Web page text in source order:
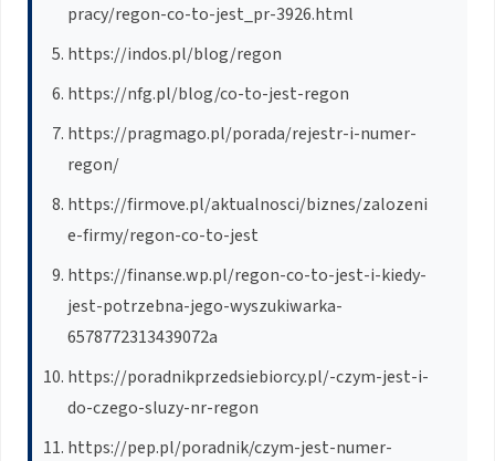
pracy/regon-co-to-jest_pr-3926.html
https://indos.pl/blog/regon
https://nfg.pl/blog/co-to-jest-regon
https://pragmago.pl/porada/rejestr-i-numer-
regon/
https://firmove.pl/aktualnosci/biznes/zalozeni
e-firmy/regon-co-to-jest
https://finanse.wp.pl/regon-co-to-jest-i-kiedy-
jest-potrzebna-jego-wyszukiwarka-
6578772313439072a
https://poradnikprzedsiebiorcy.pl/-czym-jest-i-
do-czego-sluzy-nr-regon
https://pep.pl/poradnik/czym-jest-numer-